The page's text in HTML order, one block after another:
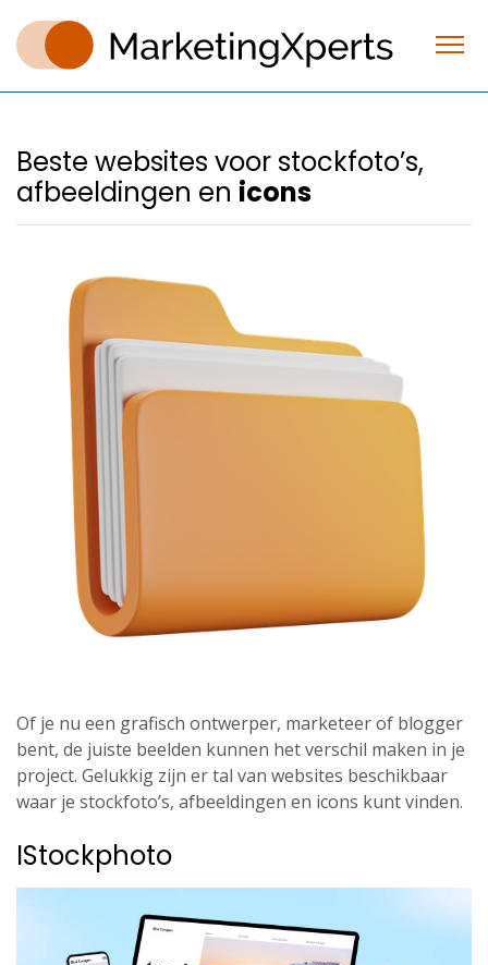
Beste websites voor stockfoto’s,
afbeeldingen en icons
Of je nu een grafisch ontwerper, marketeer of blogger
bent, de juiste beelden kunnen het verschil maken in je
project. Gelukkig zijn er tal van websites beschikbaar
waar je stockfoto’s, afbeeldingen en icons kunt vinden.
IStockphoto